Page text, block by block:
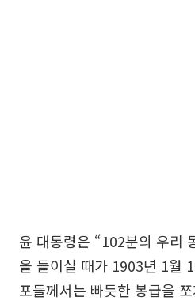
윤 대통령은 “102분의 우리
을 들이실 때가 1903년 1월
포들께서는 빠듯한 봉급을